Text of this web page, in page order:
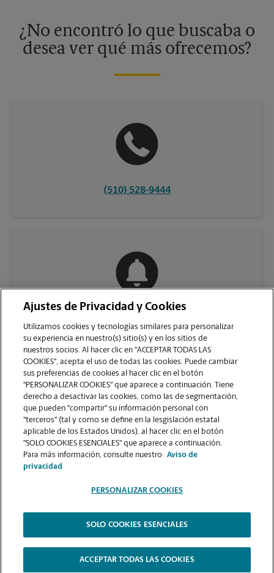
¿No encontró lo que buscaba o
desea ver qué más ofrecemos?
(510) 528-9444
VER LA PÁGINA DE LA TIENDA
2026.
The UPS Store | Aviso de Privacidad | Términos de Uso del Sitio Web |
Contraste Alto
Ajustes de Privacidad y Cookies
Utilizamos cookies y tecnologías similares para personalizar
su experiencia en nuestro(s) sitio(s) y en los sitios de
nuestros socios. Al hacer clic en "ACCEPTAR TODAS LAS
COOKIES", acepta el uso de todas las cookies. Puede cambiar
sus preferencias de cookies al hacer clic en el botón
"PERSONALIZAR COOKIES" que aparece a continuación. Tiene
derecho a desactivar las cookies, como las de segmentación,
que pueden "compartir" su información personal con
"terceros" (tal y como se define en la lesgislación estatal
aplicable de los Estados Unidos), al hacer clic en el botón
"SOLO COOKIES ESENCIALES" que aparece a continuación.
Para más información, consulte nuestro
Aviso de
privacidad
PERSONALIZAR COOKIES
SOLO COOKIES ESENCIALES
ACCEPTAR TODAS LAS COOKIES